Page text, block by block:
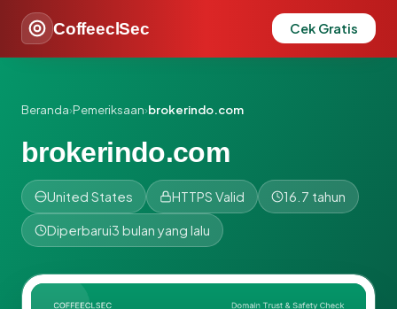
CoffeeclSec Cek Gratis
Beranda›Pemeriksaan›brokerindo.com
brokerindo.com
United States HTTPS Valid 16.7 tahun
Diperbarui3 bulan yang lalu